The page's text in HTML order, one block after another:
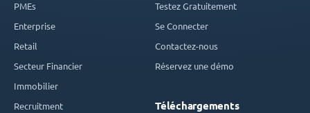
PMEs
Enterprise
Retail
Secteur Financier
Immobilier
Recruitment
Testez Gratuitement
Se Connecter
Contactez-nous
Réservez une démo
Téléchargements